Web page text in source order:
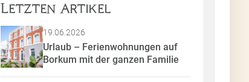
Letzten Artikel
19.06.2026
Urlaub – Ferienwohnungen auf
Borkum mit der ganzen Familie